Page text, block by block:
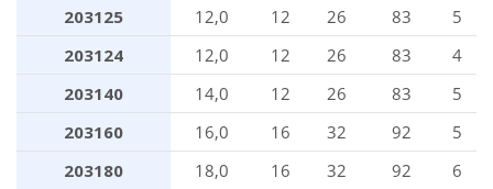
203125
12,0 12 26 83
5
203124
12,0 12 26 83
4
203140
14,0 12 26 83
5
203160
16,0 16 32 92
5
203180
18,0 16 32 92
6